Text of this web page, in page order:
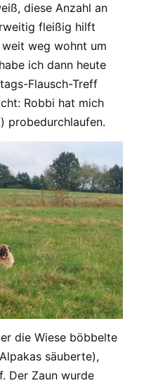
diese Anzahl an
fleißig hilft
weg wohnt um
ich dann heute
Flausch-Treff
Robbi hat mich
probedurchlaufen.
die Wiese böbbelte
säuberte),
Der Zaun wurde